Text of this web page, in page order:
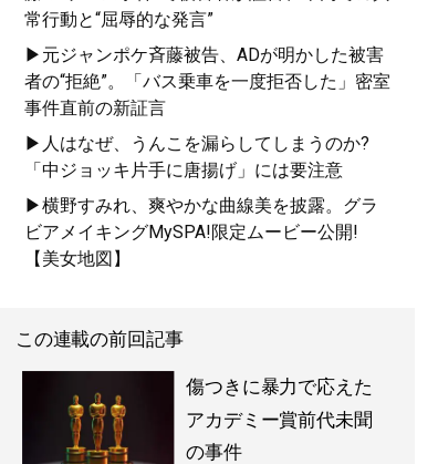
常行動と“屈辱的な発言”
▶元ジャンポケ斉藤被告、ADが明かした被害
者の“拒絶”。「バス乗車を一度拒否した」密室
事件直前の新証言
▶人はなぜ、うんこを漏らしてしまうのか?
「中ジョッキ片手に唐揚げ」には要注意
▶横野すみれ、爽やかな曲線美を披露。グラ
ビアメイキングMySPA!限定ムービー公開!
【美女地図】
この連載の前回記事
傷つきに暴力で応えた
アカデミー賞前代未聞
の事件